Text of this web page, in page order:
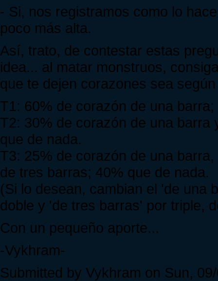
- Si, nos registramos como lo
poco más alta.
Así, trato, de contestar estas
idea... al matar monstruos,
que te dejen corazones sea
T1: 60% de corazón de una
T2: 30% de corazón de una
que de nada.
T3: 25% de corazón de una
de tres barras; 40% que de nada.
(Si lo desean, cambian el 'de una
doble y 'de tres barras' por triple,
Con un pequeño aporte...
-Vykhram-
Submitted by Vykhram on Sun,